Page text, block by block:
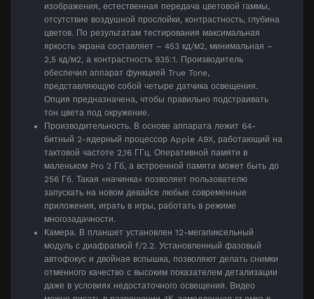
изображения, естественная передача цветовой гаммы,
отсутствие воздушной прослойки, контрастность, глубина
цветов. По результатам тестирования максимальная
яркость экрана составляет – 453 кд/м2, минимальная –
2,5 кд/м2, а контрастность 935:1. Производитель
обеспечил аппарат функцией True Tone,
представляющую собой четыре датчика освещения.
Опция предназначена, чтобы правильно подстраивать
тон цвета под окружение.
Производительность. В основе аппарата лежит 64-
битный 2-ядерный процессор Apple A9X, работающий на
тактовой частоте 2,16 ГГц. Оперативной памяти в
маленьком Pro 2 Гб, а встроенной памяти может быть до
256 Гб. Такая «начинка» позволяет пользователю
запускать на новом девайсе любые современные
приложения, играть в игры, работать в режиме
многозадачности.
Камера. В планшет установлен 12-мегапиксельный
модуль с диафрагмой f/2.2. Установленный фазовый
автофокус и двойная вспышка, позволяют делать снимки
отменного качество с высоким показателем детализации
даже в условиях недостаточного освещения. Видео